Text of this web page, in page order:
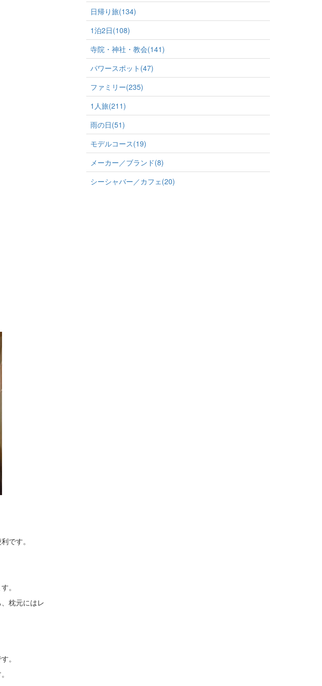
です。
。
枕元にはレ
。
日帰り旅(134)
1泊2日(108)
寺院・神社・教会(141)
パワースポット(47)
ファミリー(235)
1人旅(211)
雨の日(51)
モデルコース(19)
メーカー／ブランド(8)
シーシャバー／カフェ(20)